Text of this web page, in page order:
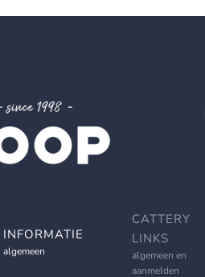
INFORMATIE
algemeen
CATTERY
LINKS
algemeen en
aanmelden